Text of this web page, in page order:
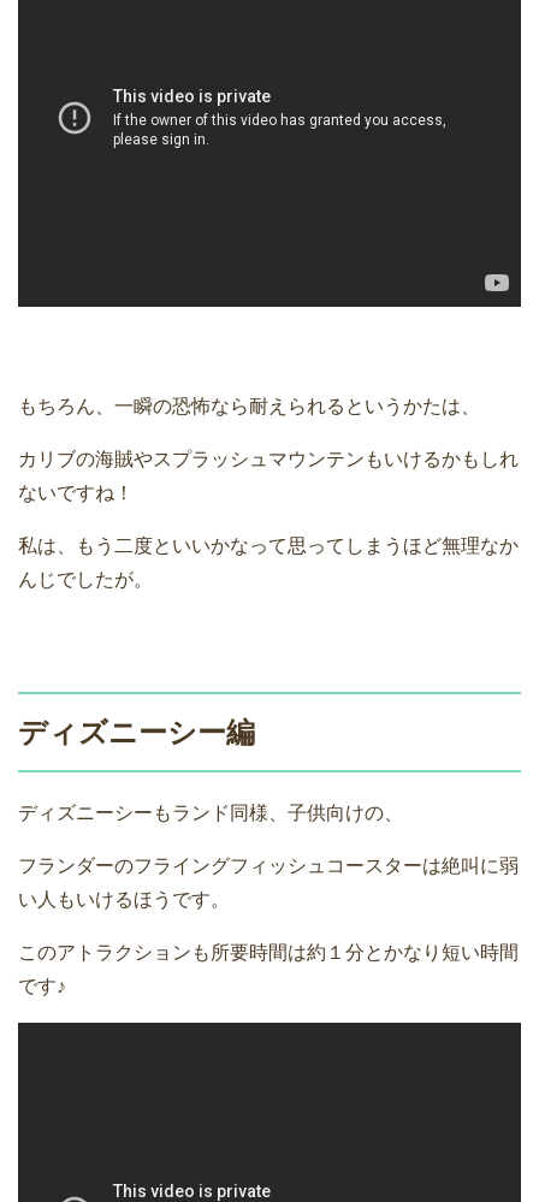
もちろん、一瞬の恐怖なら耐えられるというかたは、
カリブの海賊やスプラッシュマウンテンもいけるかもしれ
ないですね！
私は、もう二度といいかなって思ってしまうほど無理なか
んじでしたが。
ディズニーシー編
ディズニーシーもランド同様、子供向けの、
フランダーのフライングフィッシュコースターは絶叫に弱
い人もいけるほうです。
このアトラクションも所要時間は約１分とかなり短い時間
です♪